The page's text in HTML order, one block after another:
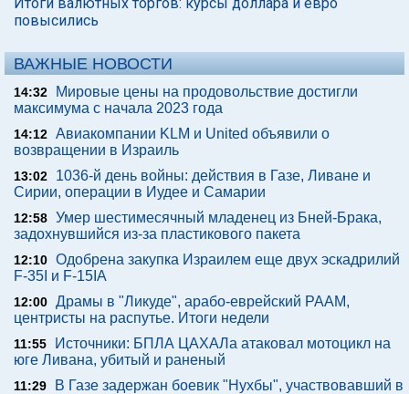
повысились
ВАЖНЫЕ НОВОСТИ
14:32
Мировые цены на продовольствие достигли
максимума с начала 2023 года
14:12 Авиакомпании KLM и United объявили о
возвращении в Израиль
13:02
1036-й день войны: действия в Газе, Ливане и
Сирии, операции в Иудее и Самарии
12:58 Умер шестимесячный младенец из Бней-Брака,
задохнувшийся из-за пластикового пакета
12:10 Одобрена закупка Израилем еще двух эскадрилий
F-35I и F-15IA
12:00 Драмы в "Ликуде", арабо-еврейский РААМ,
центристы на распутье. Итоги недели
11:55
Источники: БПЛА ЦАХАЛа атаковал мотоцикл на
юге Ливана, убитый и раненый
11:29 В Газе задержан боевик "Нухбы", участвовавший в